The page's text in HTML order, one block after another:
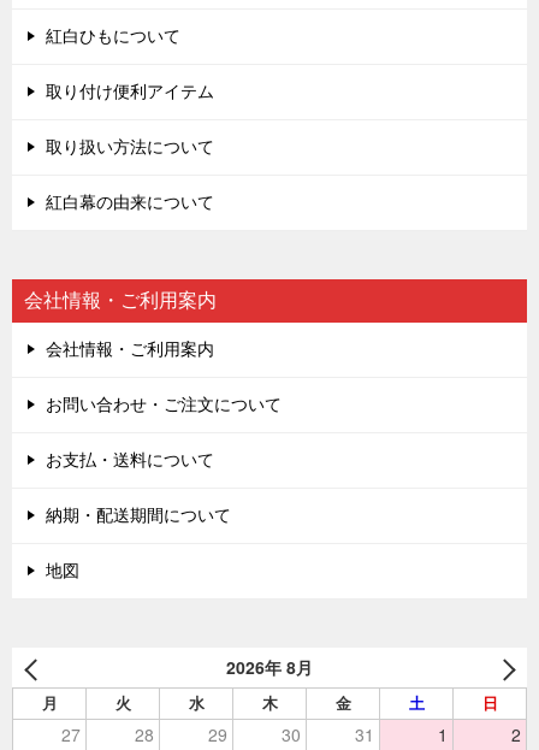
紅白ひもについて
取り付け便利アイテム
取り扱い方法について
紅白幕の由来について
会社情報・ご利用案内
会社情報・ご利用案内
お問い合わせ・ご注文について
お支払・送料について
納期・配送期間について
地図
2026年 8月
月 火 水 木 金 土 日
27 28 29 30 31 1 2